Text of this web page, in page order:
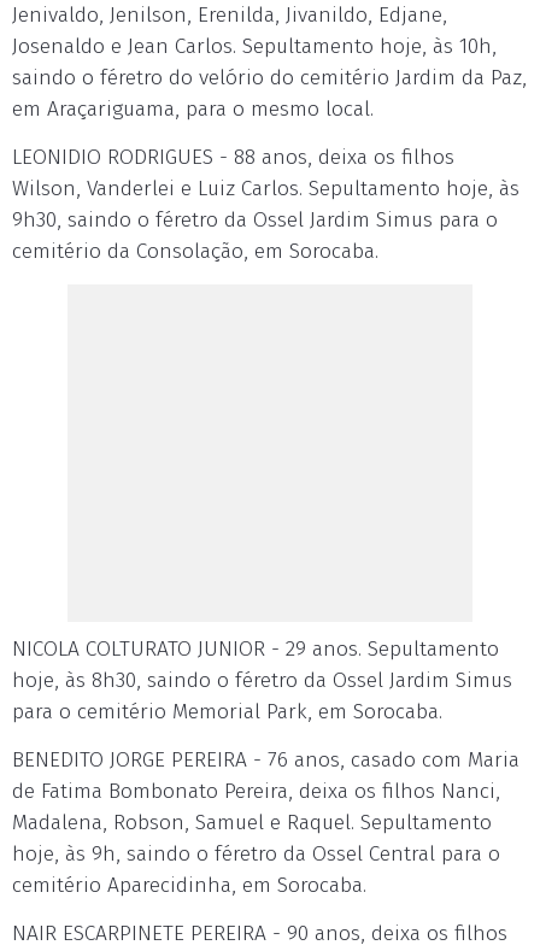
Jenivaldo, Jenilson, Erenilda, Jivanildo, Edjane,
Josenaldo e Jean Carlos. Sepultamento hoje, às 10h,
saindo o féretro do velório do cemitério Jardim da Paz,
em Araçariguama, para o mesmo local.
LEONIDIO RODRIGUES - 88 anos, deixa os filhos
Wilson, Vanderlei e Luiz Carlos. Sepultamento hoje, às
9h30, saindo o féretro da Ossel Jardim Simus para o
cemitério da Consolação, em Sorocaba.
NICOLA COLTURATO JUNIOR - 29 anos. Sepultamento
hoje, às 8h30, saindo o féretro da Ossel Jardim Simus
para o cemitério Memorial Park, em Sorocaba.
BENEDITO JORGE PEREIRA - 76 anos, casado com Maria
de Fatima Bombonato Pereira, deixa os filhos Nanci,
Madalena, Robson, Samuel e Raquel. Sepultamento
hoje, às 9h, saindo o féretro da Ossel Central para o
cemitério Aparecidinha, em Sorocaba.
NAIR ESCARPINETE PEREIRA - 90 anos, deixa os filhos